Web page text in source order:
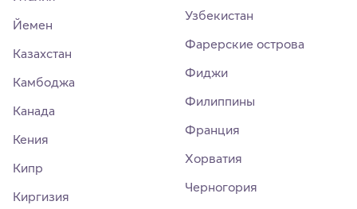
Йемен
Казахстан
Камбоджа
Канада
Кения
Кипр
Киргизия
Узбекистан
Фарерские острова
Фиджи
Филиппины
Франция
Хорватия
Черногория